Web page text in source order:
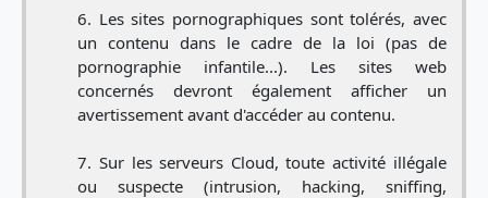
Les sites pornographiques sont tolérés, avec
un contenu dans le cadre de la loi (pas de
pornographie infantile...). Les sites web
concernés devront également afficher un
avertissement avant d'accéder au contenu.
Sur les serveurs Cloud, toute activité illégale
ou suspecte (intrusion, hacking, sniffing,